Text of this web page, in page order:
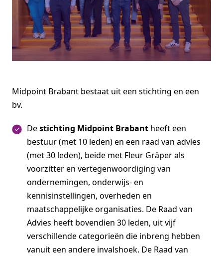
Midpoint Brabant bestaat uit een stichting en een
bv.
Destichting Midpoint Brabant heeft een
bestuur (met 10 leden) en een raad van advies
(met 30 leden), beide met Fleur Gräper als
voorzitter en vertegenwoordiging van
ondernemingen, onderwijs- en
kennisinstellingen, overheden en
maatschappelijke organisaties. De Raad van
Advies heeft bovendien 30 leden, uit vijf
verschillende categorieën die inbreng hebben
vanuit een andere invalshoek. De Raad van